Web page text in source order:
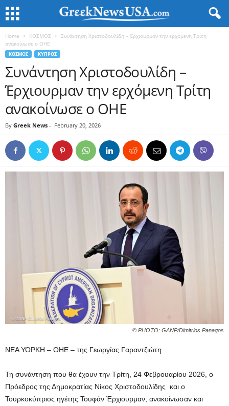
Home ΚΟΣΜΟΣ
Συνάντηση Χριστοδουλίδη – Έρχιουρμαν την ερχόμενη Τρίτη
ανακοίνωσε ο ΟΗΕ
ΚΟΣΜΟΣ ΚΥΠΡΟΣ
Συνάντηση Χριστοδουλίδη –
Έρχιουρμαν την ερχόμενη Τρίτη
ανακοίνωσε ο ΟΗΕ
By Greek News - February 20, 2026
© PHOTO: GANP/Dimitrios Panagos
ΝΕΑ ΥΟΡΚΗ – ΟΗΕ – της Γεωργίας Γαραντζιώτη
Τη συνάντηση που θα έχουν την Τρίτη, 24 Φεβρουαρίου 2026, ο
Πρόεδρος της Δημοκρατίας Νίκος Χριστοδουλίδης και ο
Τουρκοκύπριος ηγέτης Τουφάν Έρχιουρμαν, ανακοίνωσαν και